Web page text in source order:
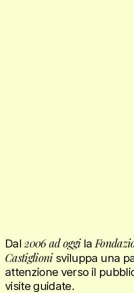
Dal2006 ad oggila
Castiglioni sviluppa una
attenzione verso il
visite guidate.